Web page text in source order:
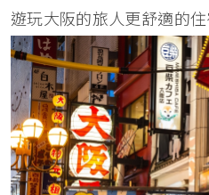
遊玩大阪的旅人更舒適的住